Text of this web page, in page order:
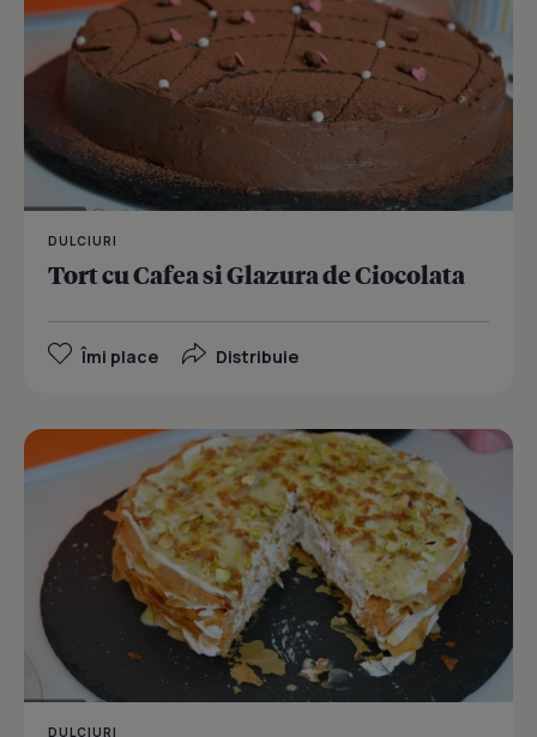
DULCIURI
Tort cu Cafea si Glazura de Ciocolata
Îmi place Distribuie
DULCIURI